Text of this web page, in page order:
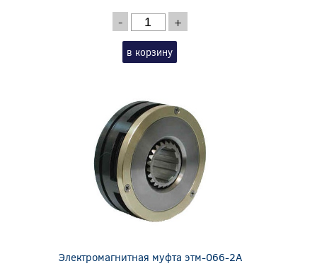
- +
в корзину
Электромагнитная муфта этм-066-2А